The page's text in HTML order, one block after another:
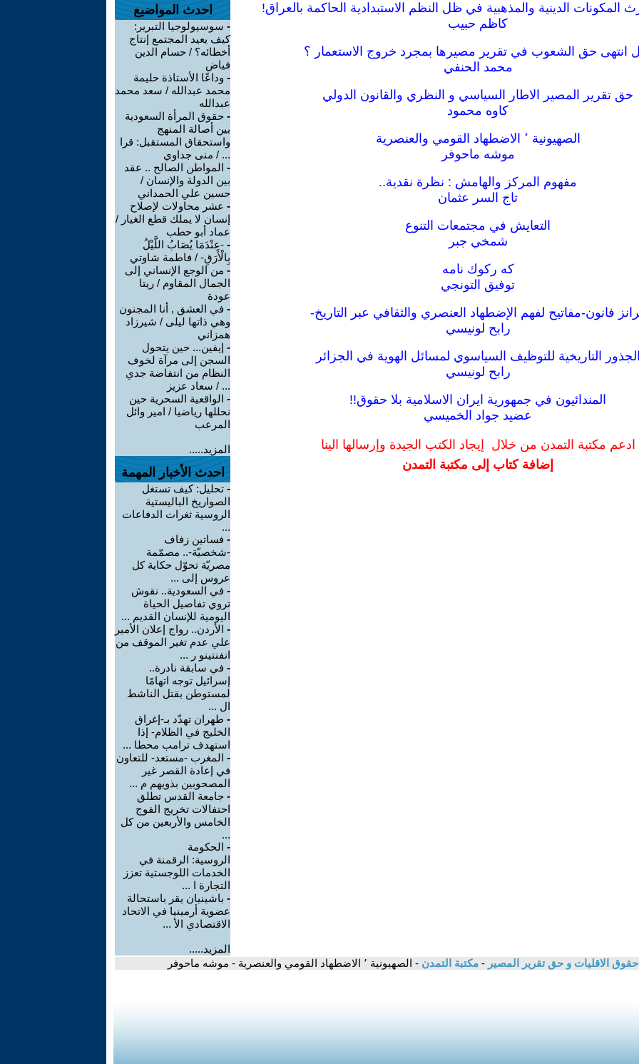
المكونات الدينية والمذهبية في ظل النظم الاستبدادية الحاكمة بالعراق!
كاظم حبيب
انتهى حق الشعوب في تقرير مصيرها بمجرد خروج الاستعمار ؟
محمد الحنفي
حق تقرير المصير الاطار السياسي و النظري والقانون الدولي
كاوه محمود
الصهيونية ٬ الاضطهاد القومي والعنصرية
موشه ماحوفر
مفهوم المركز والهامش : نظرة نقدية..
تاج السر عثمان
التعايش في مجتمعات التنوع
شمخي جبر
كه ركوك نامه
توفيق التونجي
فانون-مفاتيح لفهم الإضطهاد العنصري والثقافي عبر التاريخ-
رابح لونيسي
التاريخية للتوظيف السياسوي لمسائل الهوية في الجزائر
رابح لونيسي
المندائيون في جمهورية ايران الاسلامية بلا حقوق!!
عضيد جواد الخميسي
ادعم مكتبة التمدن من خلال إيجاد الكتب الجيدة وإرسالها الينا
إضافة كتاب إلى مكتبة التمدن
احدث المواضيع
- سوسيولوجيا التبرير:
كيف يعيد المجتمع إنتاج
أخطائه؟ / حسام الدين
فياض
- وداعًا الأستاذة حليمة
محمد عبدالله / سعد محمد
عبدالله
- حقوق المرأة السعودية
بين أصالة المنهج
واستحقاق المستقبل: قرا
... / منى جداوي
- المواطن الصالح .. عقد
بين الدولة والإنسان /
حسين علي الحمداني
- عشر محاولات لإصلاح
إنسان لا يملك قطع الغيار /
عماد أبو حطب
- -عِنْدَمَا يُصَابُ اللَّيْلُ
بِالْأَرَقِ- / فاطمة شاوتي
- من الوجع الإنساني إلى
الجمال المقاوم / ريتا
عودة
- في العشق , أنا المجنون
وهي ذاتها ليلى / شيرزاد
همزاني
- إيفين... حين يتحول
السجن إلى مرآة لخوف
النظام من انتفاضة جدي
... / سعاد عزيز
- الواقعية السحرية حين
نحللها رياضيا / امير وائل
المرعب
المزيد.....
احدث الأخبار المهمة
- تحليل: كيف تستغل
الصواريخ الباليستية
الروسية ثغرات الدفاعات
...
- فساتين زفاف
-شخصيّة-.. مصمّمة
مصريّة تحوّل حكاية كل
عروس إلى ...
- في السعودية.. نقوش
تروي تفاصيل الحياة
اليومية للإنسان القديم ...
- الأردن.. رواج إعلان الأمير
علي عدم تغير الموقف من
انفنتينو ر ...
- في سابقة نادرة..
إسرائيل توجه اتهامًا
لمستوطن بقتل الناشط
ال ...
- طهران تهدّد بـ-إغراق
الخليج في الظلام- إذا
استهدف ترامب محطا ...
- المغرب -مستعد- للتعاون
في إعادة القصر غير
المصحوبين بذويهم م ...
- جامعة القدس تطلق
احتفالات تخريج الفوج
الخامس والأربعين من كل
...
- الحكومة
الروسية: الرقمنة في
الخدمات اللوجستية تعزز
التجارة ا ...
- باشينيان يقر باستحالة
عضوية أرمينيا في الاتحاد
الاقتصادي الأ ...
المزيد.....
الاقليات و حق تقرير المصير - مكتبة التمدن - الصهيونية ٬ الاضطهاد القومي والعنصرية - موشه ماحوفر